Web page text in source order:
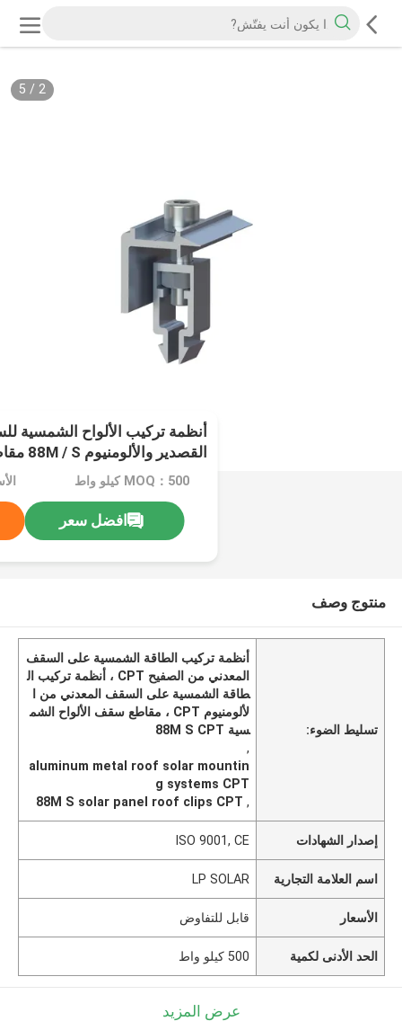
2
/
5
أنظمة تركيب الألواح الشمسية
القصدير والألومنيوم 88M / S مقاطع
MOQ：500 كيلو واط
افضل سعر
منتوج وصف
تسليط الضوء:
أنظمة تركيب الطاقة الشمسية على السقف
المعدني من الصفيح CPT ، أنظمة تركيب ال
طاقة الشمسية على السقف المعدني من ا
لألومنيوم CPT ، مقاطع سقف الألواح الشم
سية 88M S CPT
,
aluminum metal roof solar mountin
g systems CPT
,
88M S solar panel roof clips CPT
إصدار الشهادات ISO 9001, CE
اسم العلامة التجارية LP SOLAR
الأسعار قابل للتفاوض
الحد الأدنى لكمية 500 كيلو واط
عرض المزيد